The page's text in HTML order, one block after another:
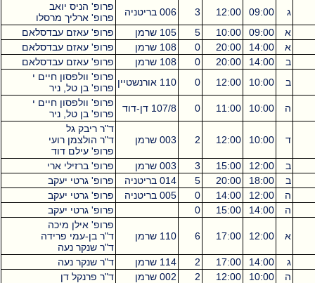
ג
09:00
12:00
3 006 בריטניה
פרופ' הניס יואב
פרופ' ארליך מרסלו
א
09:00
10:00
5 105 שרמן
פרופ' עאזם עבדסלאם
א
14:00
20:00
0 108 שרמן
פרופ' עאזם עבדסלאם
ב
14:00
20:00
0 108 שרמן
פרופ' עאזם עבדסלאם
ב
10:00
12:00
0 110 אורנשטיין
פרופ' וולפסון חיים י
פרופ' בן טל, ניר
ה
10:00
11:00
0 107/8 דן-דוד
פרופ' וולפסון חיים י
פרופ' בן טל, ניר
ד 10:00
12:00
2 003 שרמן
ד"ר ריבק גל
ד"ר הולצמן רועי
פרופ' עילם דוד
ב
12:00
15:00
3 003 שרמן
פרופ' ברזילי ארי
ב
18:00
20:00
5 014 בריטניה
פרופ' גרטי יעקב
ה
12:00
14:00
0 005 בריטניה
פרופ' גרטי יעקב
ה
14:00
15:00
0 פרופ' גרטי יעקב
א 12:00
17:00
6 110 שרמן
פרופ' אילן מיכה
ד"ר בן-עמי פרידה
ד"ר שנקר נעה
ג
14:00
17:00
2 114 שרמן
ד"ר שנקר נעה
ה
10:00
12:00
2 002 שרמן
ד"ר פרנקל דן